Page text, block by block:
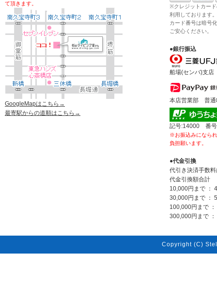
て頂きます。
GoogleMapはこちら→
最寄駅からの道順はこちら→
※クレジットカー
利用しております。
カード番号は暗号
ご安心ください。
●銀行振込
船場(センバ)支
本店営業部 普通
記号:14000 番号
※お振込みになら
負担願います。
●代金引換
代引き決済手数
代金引換額合計
10,000円まで ：
30,000円まで ：
100,000円まで
300,000円まで
Copyright (C)